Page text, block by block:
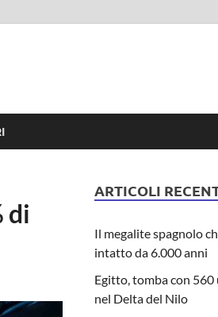
di
ARTICOLI
Il megalite spagnolo
intatto da 6.000 anni
Egitto, tomba con 560
nel Delta del Nilo